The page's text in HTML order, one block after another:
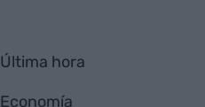
Última hora
Economía